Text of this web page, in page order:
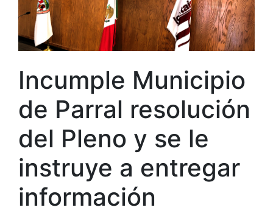
Incumple Municipio
de Parral resolución
del Pleno y se le
instruye a entregar
información